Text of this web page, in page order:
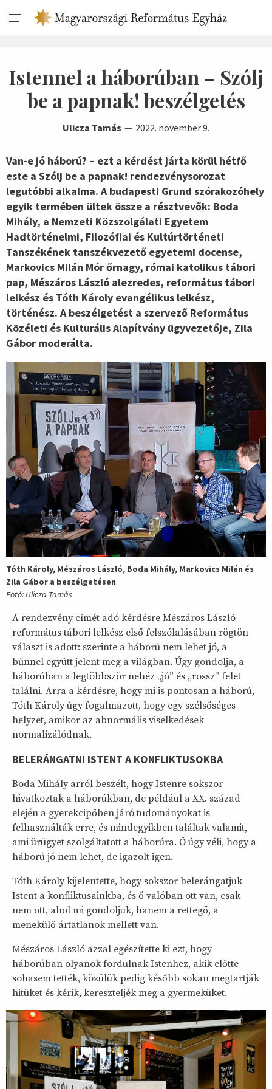
Istennel a háborúban – Szólj
be a papnak! beszélgetés
Ulicza Tamás 2022. november 9.
Van-e jó háború? – ezt a kérdést járta körül hétfő
este a Szólj be a papnak! rendezvénysorozat
legutóbbi alkalma. A budapesti Grund szórakozóhely
egyik termében ültek össze a résztvevők: Boda
Mihály, a Nemzeti Közszolgálati Egyetem
Hadtörténelmi, Filozófiai és Kultúrtörténeti
Tanszékének tanszékvezető egyetemi docense,
Markovics Milán Mór őrnagy, római katolikus tábori
pap, Mészáros László alezredes, református tábori
lelkész és Tóth Károly evangélikus lelkész,
történész. A beszélgetést a szervező Református
Közéleti és Kulturális Alapítvány ügyvezetője, Zila
Gábor moderálta.
Tóth Károly, Mészáros László, Boda Mihály, Markovics Milán és
Zila Gábor a beszélgetésen
Fotó: Ulicza Tamás
A rendezvény címét adó kérdésre Mészáros László
református tábori lelkész első felszólalásában rögtön
választ is adott: szerinte a háború nem lehet jó, a
bűnnel együtt jelent meg a világban. Úgy gondolja, a
háborúban a legtöbbször nehéz „jó” és „rossz” felet
találni. Arra a kérdésre, hogy mi is pontosan a háború,
Tóth Károly úgy fogalmazott, hogy egy szélsőséges
helyzet, amikor az abnormális viselkedések
normalizálódnak.
BELERÁNGATNI ISTENT A KONFLIKTUSOKBA
Boda Mihály arról beszélt, hogy Istenre sokszor
hivatkoztak a háborúkban, de például a XX. század
elején a gyerekcipőben járó tudományokat is
felhasználták erre, és mindegyikben találtak valamit,
ami ürügyet szolgáltatott a háborúra. Ő úgy véli, hogy a
háború jó nem lehet, de igazolt igen.
Tóth Károly kijelentette, hogy sokszor belerángatjuk
Istent a konfliktusainkba, és ő valóban ott van, csak
nem ott, ahol mi gondoljuk, hanem a rettegő, a
menekülő ártatlanok mellett van.
Mészáros László azzal egészítette ki ezt, hogy
háborúban olyanok fordulnak Istenhez, akik előtte
sohasem tették, közülük pedig később sokan megtartják
hitüket és kérik, kereszteljék meg a gyermeküket.